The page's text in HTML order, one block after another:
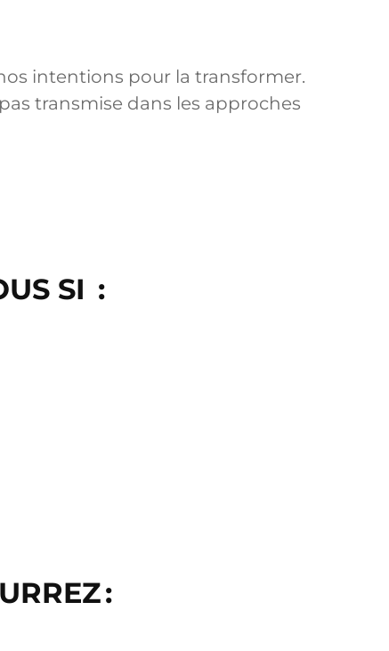
intentions pour la transformer.
transmise dans les approches
SI :
: